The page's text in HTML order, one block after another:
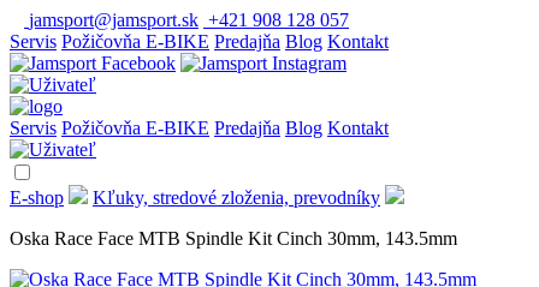
jamsport@jamsport.sk +421 908 128 057
Servis Požičovňa E-BIKE Predajňa Blog Kontakt
Servis Požičovňa E-BIKE Predajňa Blog Kontakt
E-shop
Kľuky, stredové zloženia, prevodníky
Oska Race Face MTB Spindle Kit Cinch 30mm, 143.5mm